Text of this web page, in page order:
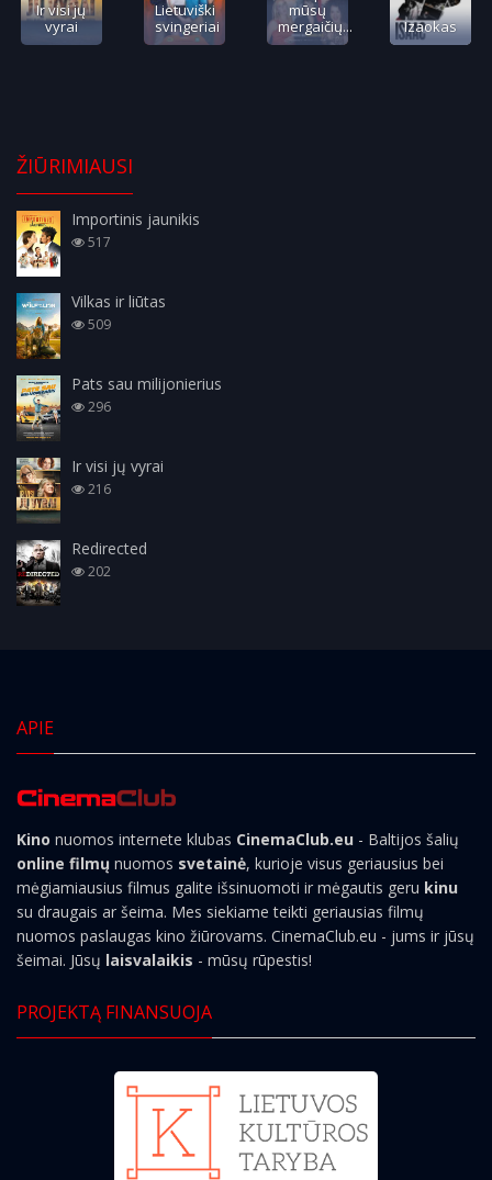
Ir visi jų
vyrai
Lietuviški
svingeriai
mūsų
mergaičių...
Izaokas
ŽIŪRIMIAUSI
Importinis jaunikis
517
Vilkas ir liūtas
509
Pats sau milijonierius
296
Ir visi jų vyrai
216
Redirected
202
APIE
Kino nuomos internete klubas CinemaClub.eu - Baltijos šalių
online filmų nuomos svetainė, kurioje visus geriausius bei
mėgiamiausius filmus galite išsinuomoti ir mėgautis geru kinu
su draugais ar šeima. Mes siekiame teikti geriausias filmų
nuomos paslaugas kino žiūrovams. CinemaClub.eu - jums ir jūsų
šeimai. Jūsų laisvalaikis - mūsų rūpestis!
PROJEKTĄ FINANSUOJA